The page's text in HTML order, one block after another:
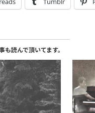
読んで頂いてます。